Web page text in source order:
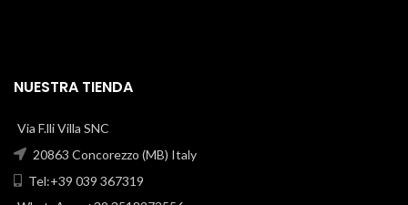
NUESTRA TIENDA
Via F.lli Villa SNC
20863 Concorezzo (MB) Italy
Tel:+39 039 367319